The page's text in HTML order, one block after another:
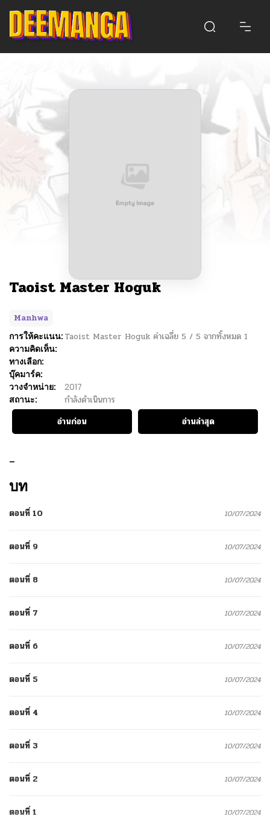
Taoist Master Hoguk
Manhwa
การให้คะแนน: Taoist Master Hoguk ค่าเฉลี่ย 5 / 5 จากทั้งหมด 1
ความคิดเห็น:
ทางเลือก:
บุ๊คมาร์ค:
วางจำหน่าย:
2017
สถานะ:
กำลังดำเนินการ
อ่านก่อน
อ่านล่าสุด
–
บท
ตอนที่ 10 10/07/2024
ตอนที่ 9 10/07/2024
ตอนที่ 8 10/07/2024
ตอนที่ 7 10/07/2024
ตอนที่ 6 10/07/2024
ตอนที่ 5 10/07/2024
ตอนที่ 4 10/07/2024
ตอนที่ 3 10/07/2024
ตอนที่ 2 10/07/2024
ตอนที่ 1 10/07/2024